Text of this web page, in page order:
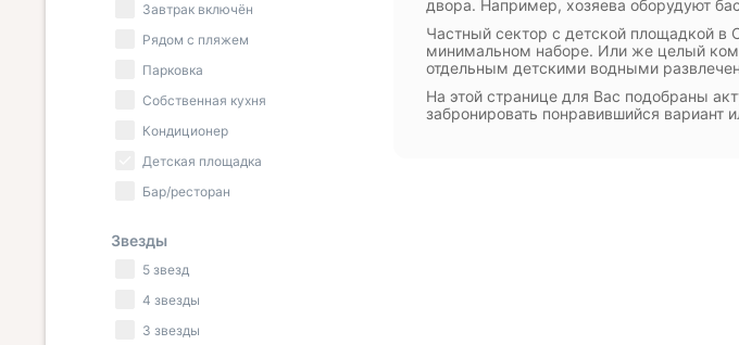
двора. Например, хозяева оборудуют
Частный сектор с детской площадкой в
минимальном наборе. Или же целый
отдельным детскими водными
На этой странице для Вас подобраны
забронировать понравившийся вариант
Завтрак включён
Рядом с пляжем
Парковка
Собственная кухня
Кондиционер
Детская площадка
Бар/ресторан
Звезды
5 звезд
4 звезды
3 звезды